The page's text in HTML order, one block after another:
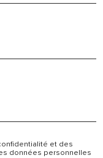
et des
données personnelles